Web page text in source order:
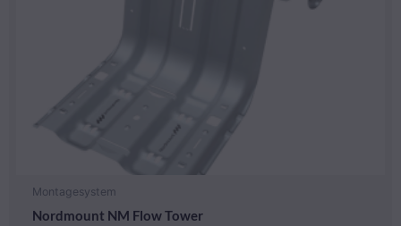
Montagesystem
Nordmount NM Flow Tower